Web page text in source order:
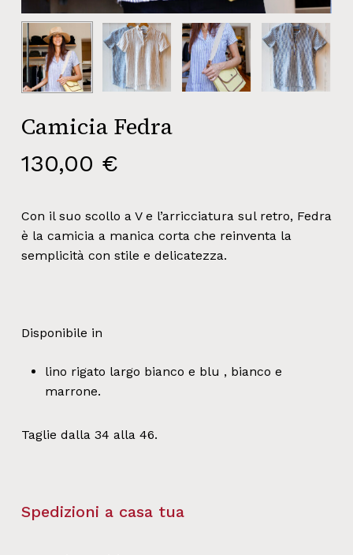
Camicia Fedra
130,00 €
Con il suo scollo a V e l’arricciatura sul retro, Fedra
è la camicia a manica corta che reinventa la
semplicità con stile e delicatezza.
Disponibile in
lino rigato largo bianco e blu , bianco e
marrone.
Taglie dalla 34 alla 46.
Spedizioni a casa tua